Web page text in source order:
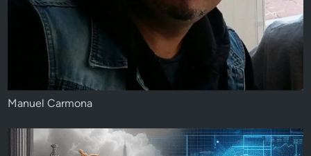
Manuel Carmona